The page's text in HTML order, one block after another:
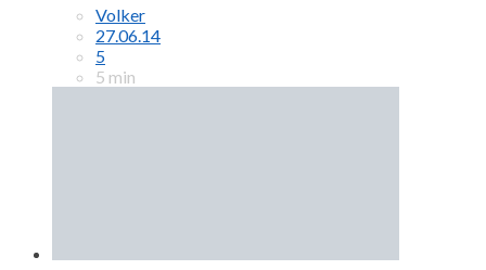
Volker
27.06.14
5
5 min